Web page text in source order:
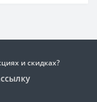
и скидках?